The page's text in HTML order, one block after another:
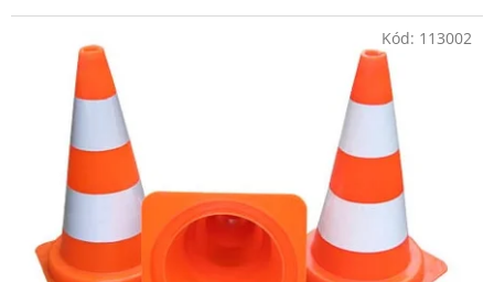
Kód: 113002